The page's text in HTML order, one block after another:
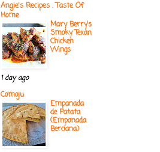
Angie's Recipes . Taste Of
Home
Mary Berry’s
Smoky Texan
Chicken
Wings
1 day ago
Comoju
Empanada
de Patata
(Empanada
Berciana)